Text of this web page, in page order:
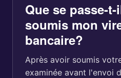
Que se passe-
soumis mon
bancaire?
Après avoir soumis
examinée avant l'envoi